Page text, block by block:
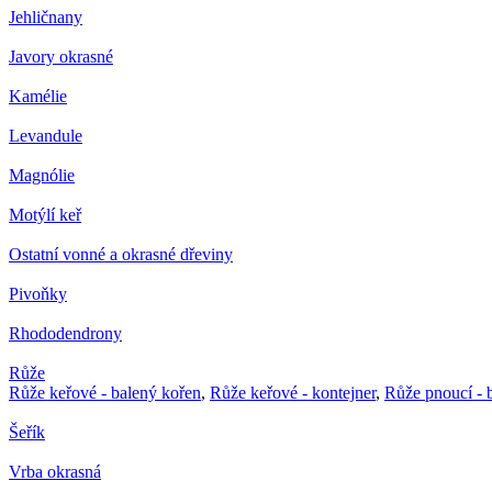
Jehličnany
Javory okrasné
Kamélie
Levandule
Magnólie
Motýlí keř
Ostatní vonné a okrasné dřeviny
Pivoňky
Rhododendrony
Růže
Růže keřové - balený kořen, Růže keřové - kontejner, Růže pnoucí -
Šeřík
Vrba okrasná